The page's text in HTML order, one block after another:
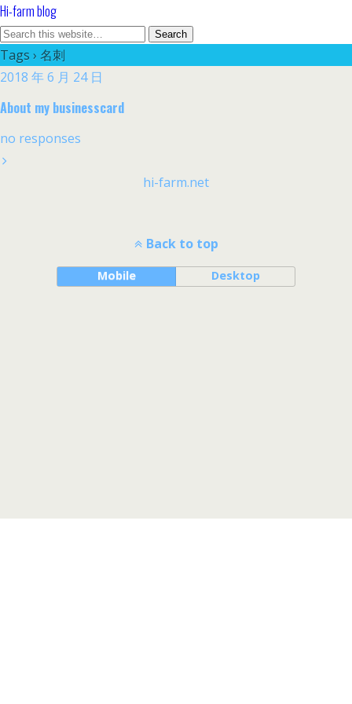
Hi-farm blog
Tags › 名刺
2018 年 6 月 24 日
About my businesscard
no responses
hi-farm.net
Back to top
Mobile Desktop